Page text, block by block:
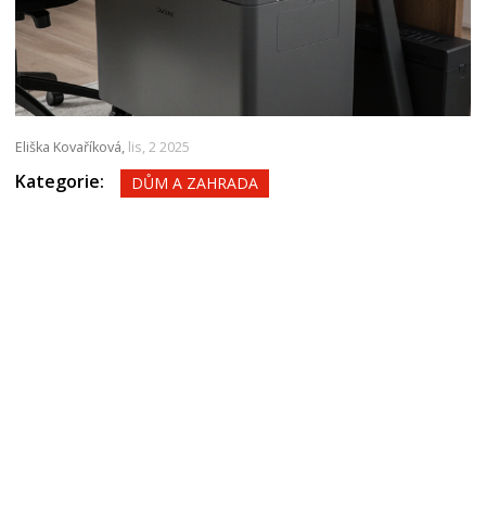
Eliška Kovaříková, lis, 2 2025
Kategorie: DŮM A ZAHRADA